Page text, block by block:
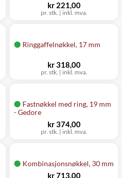
pr. stk. | inkl. mva.
kr 221,00
Ringgaffelnøkkel, 17 mm
pr. stk. | inkl. mva.
kr 318,00
Fastnøkkel med ring, 19 mm
- Gedore
pr. stk. | inkl. mva.
kr 374,00
Kombinasjonsnøkkel, 30 mm
kr 713,00